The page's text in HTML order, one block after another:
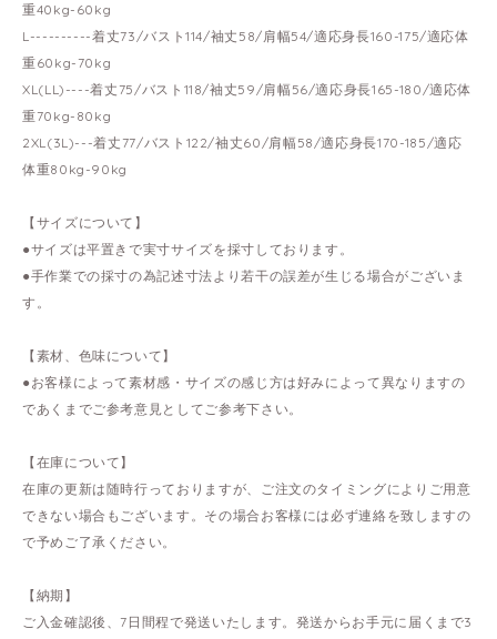
重40kg-60kg
L----------着丈73/バスト114/袖丈58/肩幅54/適応身長160-175/適応体
重60kg-70kg
XL(LL)----着丈75/バスト118/袖丈59/肩幅56/適応身長165-180/適応体
重70kg-80kg
2XL(3L)---着丈77/バスト122/袖丈60/肩幅58/適応身長170-185/適応
体重80kg-90kg
【サイズについて】
●サイズは平置きで実寸サイズを採寸しております。
●手作業での採寸の為記述寸法より若干の誤差が生じる場合がございま
す。
【素材、色味について】
●お客様によって素材感・サイズの感じ方は好みによって異なりますの
であくまでご参考意見としてご参考下さい。
【在庫について】
在庫の更新は随時行っておりますが、ご注文のタイミングによりご用意
できない場合もございます。その場合お客様には必ず連絡を致しますの
で予めご了承ください。
【納期】
ご入金確認後、7日間程で発送いたします。発送からお手元に届くまで3